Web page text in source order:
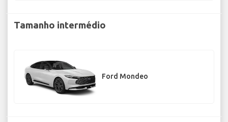
Tamanho intermédio
Ford Mondeo